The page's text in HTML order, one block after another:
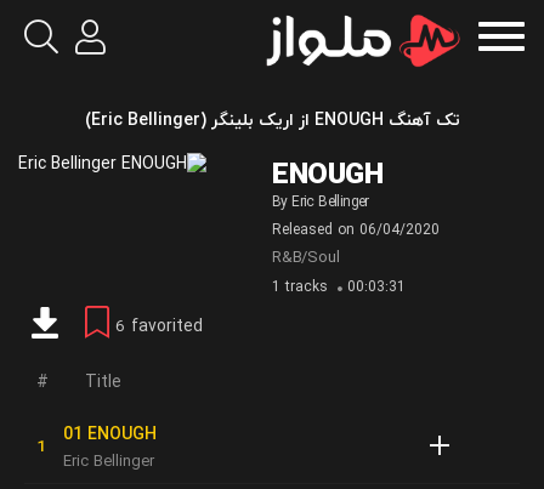
تک آهنگ ENOUGH از اریک بلینگر (Eric Bellinger)
ENOUGH
By Eric Bellinger
Released on 06/04/2020
R&B/Soul
1 tracks 00:03:31
6 favorited
Title
01 ENOUGH
Eric Bellinger